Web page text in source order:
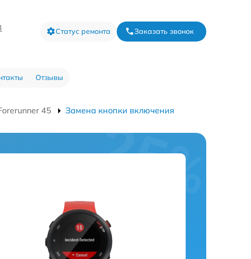
Статус ремонта Заказать звонок
Отзывы
45 Замена кнопки включения